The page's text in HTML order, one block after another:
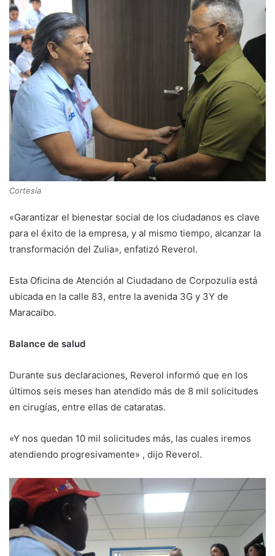
Cortesía
«Garantizar el bienestar social de los ciudadanos es clave
para el éxito de la empresa, y al mismo tiempo, alcanzar la
transformación del Zulia», enfatizó Reverol.
Esta Oficina de Atención al Ciudadano de Corpozulia está
ubicada en la calle 83, entre la avenida 3G y 3Y de
Maracaibo.
Balance de salud
Durante sus declaraciones, Reverol informó que en los
últimos seis meses han atendido más de 8 mil solicitudes
en cirugías, entre ellas de cataratas.
«Y nos quedan 10 mil solicitudes más, las cuales iremos
atendiendo progresivamente» , dijo Reverol.